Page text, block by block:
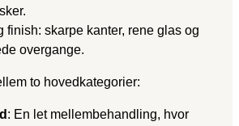
finish: skarpe kanter, rene glas og
overgange.
to hovedkategorier:
: En let mellembehandling, hvor